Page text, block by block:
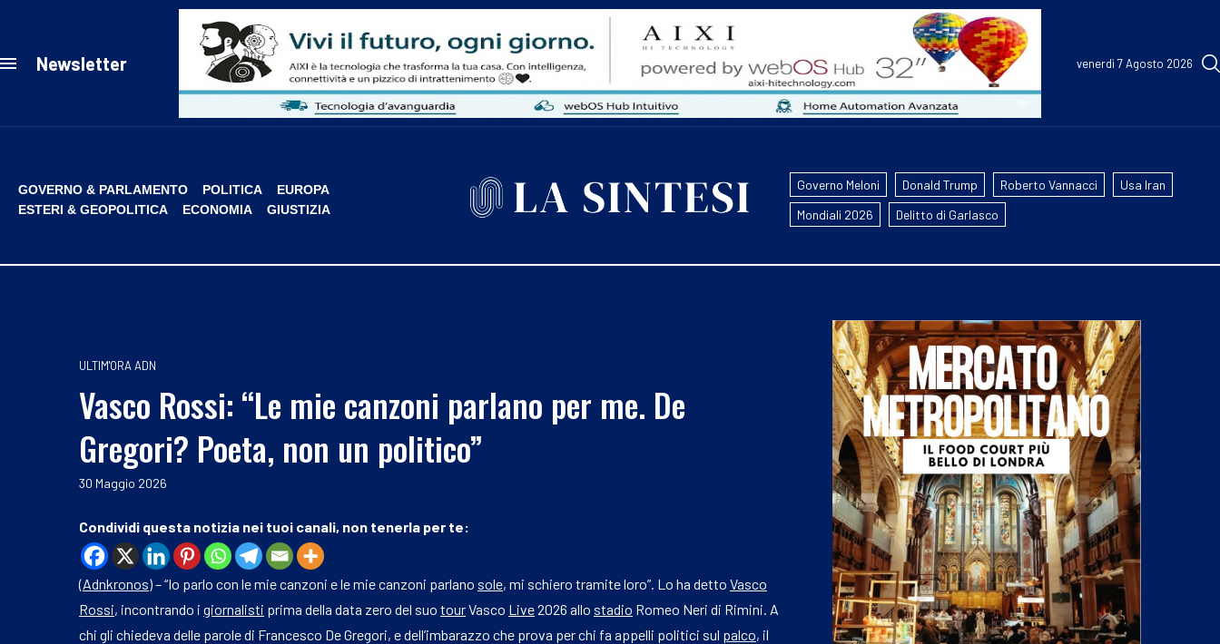
Newsletter venerdì 7 Agosto 2026
GOVERNO & PARLAMENTO POLITICA
EUROPA
ESTERI & GEOPOLITICA
ECONOMIA GIUSTIZIA
Governo Meloni Donald Trump Roberto Vannacci
Usa Iran
Mondiali 2026
Delitto di Garlasco
ULTIM'ORA ADN
Vasco Rossi: “Le mie canzoni parlano per me. De
Gregori? Poeta, non un politico”
30 Maggio 2026
Condividi questa notizia nei tuoi canali, non tenerla per te:
(Adnkronos) – “Io parlo con le mie canzoni e le mie canzoni parlano sole, mi schiero tramite loro”. Lo ha detto Vasco
Rossi, incontrando i giornalisti prima della data zero del suo tourVasco Live2026 allo stadio Romeo Neri di Rimini. A
chi gli chiedeva delle parole di Francesco De Gregori, e dell’imbarazzo che prova per chi fa appelli politici sul palco, il